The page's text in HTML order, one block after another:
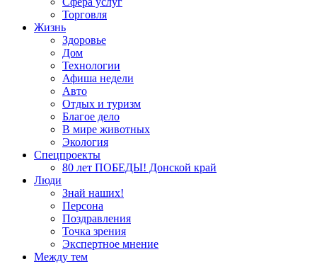
Торговля
Жизнь
Здоровье
Дом
Технологии
Афиша недели
Авто
Отдых и туризм
Благое дело
В мире животных
Экология
Спецпроекты
80 лет ПОБЕДЫ! Донской край
Люди
Знай наших!
Персона
Поздравления
Точка зрения
Экспертное мнение
Между тем